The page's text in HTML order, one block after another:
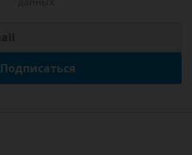
Подписаться